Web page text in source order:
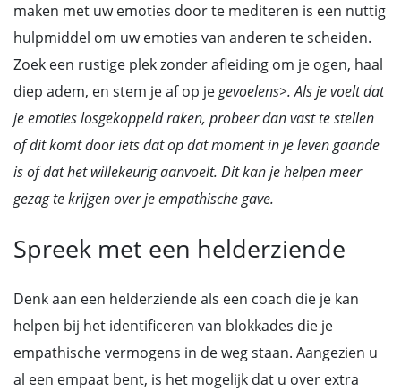
maken met uw emoties door te mediteren is een nuttig
hulpmiddel om uw emoties van anderen te scheiden.
Zoek een rustige plek zonder afleiding om je ogen, haal
diep adem, en stem je af op jegevoelens>. Als je voelt dat
je emoties losgekoppeld raken, probeer dan vast te stellen
of dit komt door iets dat op dat moment in je leven gaande
is of dat het willekeurig aanvoelt. Dit kan je helpen meer
gezag te krijgen over je empathische gave.
Spreek met een helderziende
Denk aan een helderziende als een coach die je kan
helpen bij het identificeren van blokkades die je
empathische vermogens in de weg staan. Aangezien u
al een empaat bent, is het mogelijk dat u over extra